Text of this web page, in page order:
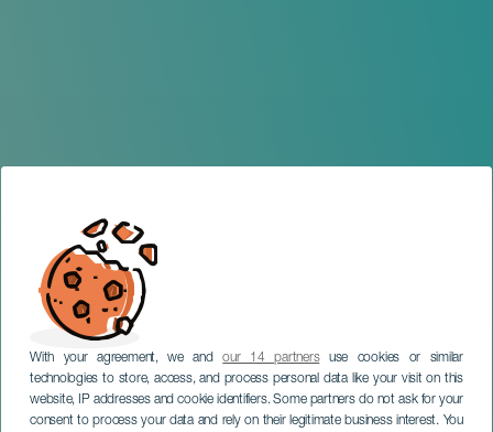
With your agreement, we andour 14 partnersuse cookies or similar
technologies to store, access, and process personal data like your visit on this
website, IP addresses and cookie identifiers. Some partners do not ask for your
consent to process your data and rely on their legitimate business interest. You